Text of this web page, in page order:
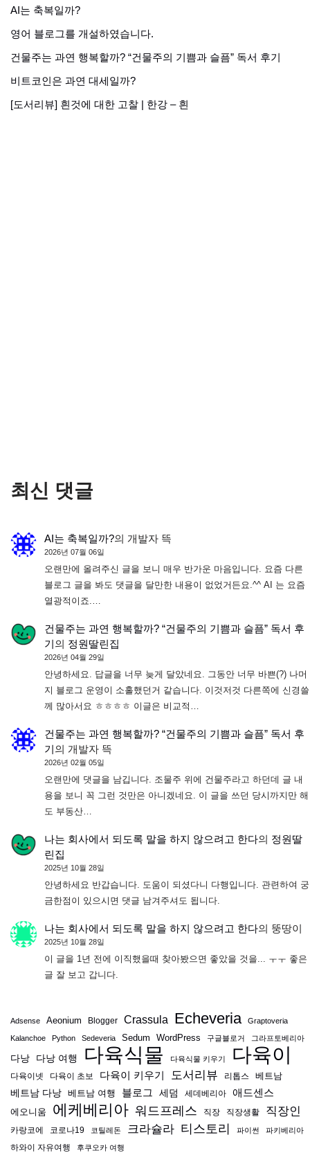
AI는 축복일까?
영어 블로그를 개설하였습니다.
건물주는 과연 행복할까? “건물주의 기쁨과 슬픔” 독서 후기
비트코인은 과연 대세일까?
[도서리뷰] 흰것에 대한 고찰 | 한강 – 흰
최신 댓글
AI는 축복일까?의 개발자 뜩
2026년 07월 06일
오랜만에 올려주신 글을 보니 매우 반가운 마음입니다. 요즘 다른
블로그 글을 봐도 댓글을 달만한 내용이 없었거든요.^^ AI 는 요즘
열광적이죠.…
건물주는 과연 행복할까? “건물주의 기쁨과 슬픔” 독서 후
기의 정원딸린집
2026년 04월 29일
안녕하세요. 답글을 너무 늦게 달았네요. 그동안 너무 바쁜(?) 나머
지 블로그 운영이 소홀했던거 같습니다. 이것저것 다른쪽에 신경쓸
께 많아서요 ㅎㅎㅎㅎ 이글은 비교적…
건물주는 과연 행복할까? “건물주의 기쁨과 슬픔” 독서 후
기의 개발자 뜩
2026년 02월 05일
오랜만에 댓글을 남깁니다. 조물주 위에 건물주라고 하던데 글 내
용을 보니 꼭 그런 것만은 아니겠네요. 이 글을 쓰던 당시까지만 해
도 부동산…
나는 회사에서 되도록 말을 하지 않으려고 한다의 정원딸
린집
2025년 10월 28일
안녕하세요 반갑습니다. 도움이 되셨다니 다행입니다. 관련하여 궁
금한점이 있으시면 댓글 남겨주셔도 됩니다.
나는 회사에서 되도록 말을 하지 않으려고 한다의 뚱땅이
2025년 10월 28일
이 글을 1년 전에 이직했을때 찾아봤으면 좋았을 것을... ㅜㅜ 좋은
글 잘 보고 갑니다.
Adsense Aeonium Blogger Crassula Echeveria Graptoveria
Kalanchoe Python Sedeveria Sedum WordPress 구글블로거 그라프토베리아
다낭 다낭 여행 다육식물 다육식물 키우기 다육이
다육이넷 다육이 초보 다육이 키우기 도서리뷰 리톱스
베트남
베트남 다낭 베트남 여행 블로그 세덤 세데베리아 애드센스
에오니움 에케베리아 워드프레스 직장 직장생활 직장인
카랑코에 코로나19 코틸레돈 크라슐라 티스토리 파이썬 파키베리아
하와이 자유여행 후쿠오카 여행